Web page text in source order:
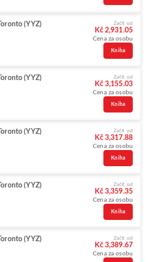
Toronto (YYZ) Začít od
Kč 2,931.05
Cena za osobu
Kniha
Toronto (YYZ) Začít od
Kč 3,155.03
Cena za osobu
Kniha
Toronto (YYZ) Začít od
Kč 3,317.88
Cena za osobu
Kniha
Toronto (YYZ) Začít od
Kč 3,359.35
Cena za osobu
Kniha
Toronto (YYZ) Začít od
Kč 3,389.67
Cena za osobu